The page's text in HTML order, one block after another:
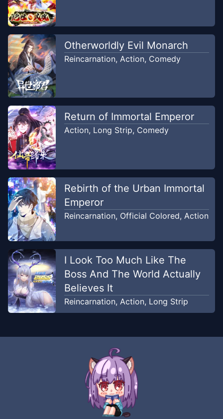
Otherworldly Evil Monarch
Reincarnation, Action, Comedy
Return of Immortal Emperor
Action, Long Strip, Comedy
Rebirth of the Urban Immortal
Emperor
Reincarnation, Official Colored, Action
I Look Too Much Like The
Boss And The World Actually
Believes It
Reincarnation, Action, Long Strip